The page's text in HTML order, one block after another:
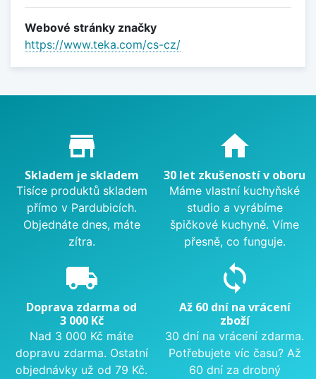
Webové stránky značky
https://www.teka.com/cs-cz/
Proč nakupovat u nás?
store_mall_directory
Skladem je skladem
Tisíce produktů skladem
přímo v Pardubicích.
Objednáte dnes, máte
zítra.
home
30 let zkušeností v oboru
Máme vlastní kuchyňské
studio a vyrábíme
špičkové kuchyně. Víme
přesně, co funguje.
local_shipping
Doprava zdarma od
3 000 Kč
Nad 3 000 Kč máte
dopravu zdarma. Ostatní
objednávky už od 79 Kč.
sync
Až 60 dní na vrácení
zboží
30 dní na vrácení zdarma.
Potřebujete víc času? Až
60 dní za drobný